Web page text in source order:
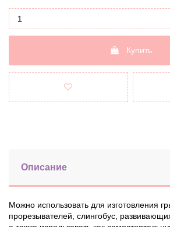
Купить
Описание
Можно использовать для изготовления
прорезывателей, слингобус,